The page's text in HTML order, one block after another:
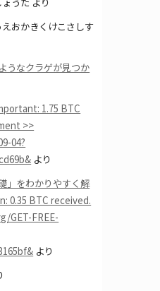
えおかきくけこさしす
うなクラゲが見つか
1.75 BTC
>>
04?
より
」をわかりやすく解
0.35 BTC received.
GET-FREE-
より